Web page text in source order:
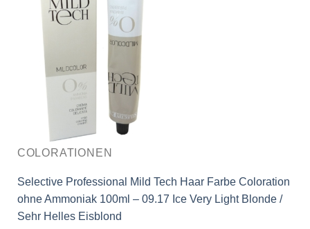
COLORATIONEN
Selective Professional Mild Tech Haar Farbe Coloration
ohne Ammoniak 100ml – 09.17 Ice Very Light Blonde /
Sehr Helles Eisblond